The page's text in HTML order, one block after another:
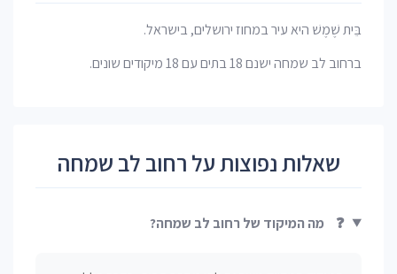
בֵּית שֶׁמֶשׁ היא עיר במחוז ירושלים, בישראל.
ברחוב לב שמחה ישנם 18 בתים עם 18 מיקודים שונים.
שאלות נפוצות על רחוב לב שמחה
❓ מה המיקוד של רחוב לב שמחה?